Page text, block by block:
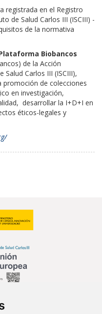
registrada en el Registro
de Salud Carlos III (ISCIII) -
de la normativa
Biobancos
de la Acción
Salud Carlos III (ISCIII),
de colecciones
en investigación,
desarrollar la I+D+I en
éticos-legales y